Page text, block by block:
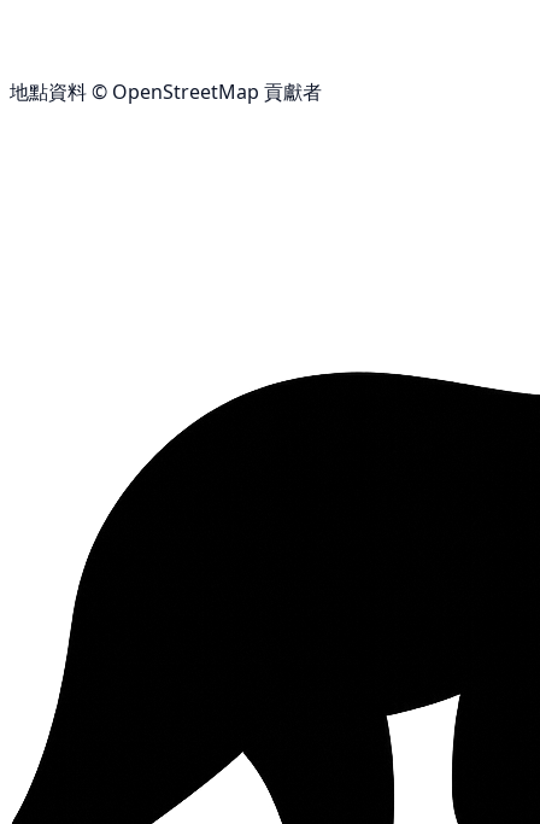
地點資料 © OpenStreetMap 貢獻者